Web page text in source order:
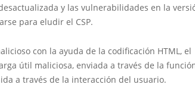
y las vulnerabilidades en la
para eludir el CSP.
con la ayuda de la codificación HTML, el
útil maliciosa, enviada a través de la
a través de la interacción del usuario.